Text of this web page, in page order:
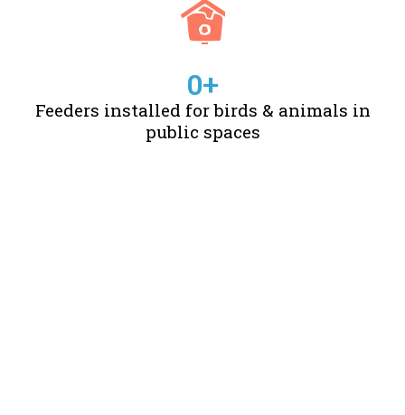
Feeders installed for birds & animals in
public spaces
0+